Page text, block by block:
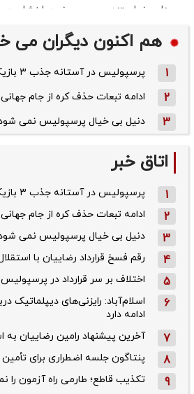
هم اکنون دیگران می
1 پرسپولیس در آستانه جذب ۳ بازیکن جدید
2 ادامه تبعات حذف کره از جام جهانی
3 دنیل بی خیال پرسپولیس نمی
اتاق خبر
1 پرسپولیس در آستانه جذب ۳ بازیکن جدید
2 ادامه تبعات حذف کره از جام جهانی
3 دنیل بی خیال پرسپولیس نمی
4 رقم فسخ قرارداد رضاییان با استقلال فقط
5 اختلاف بر سر قرارداد در پرسپولیس
6
اسلام‌آباد: رایزنی‌های دیپلماتیک
ادامه دارد
7 آخرین پیشنهاد رامین رضاییان به
8 پنتاگون جلسه اضطراری برای
9 تکذیب قاطع؛‌ طارمی راه آزمون را